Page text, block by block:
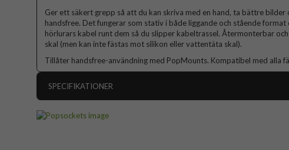
Ger ett säkert grepp så att du kan skriva med en hand, ta bättre
handsfree. Det fungerar som stativ i både liggande och stående format
hörlurars kabel runt dem så du slipper kabeltrassel. Återmonterbar
skal (men kan inte fästas mot silikon eller vattentäta skal).
Tillåter handsfree-användning med PopMounts. Kompatibel med alla
SPECIFIKATIONER